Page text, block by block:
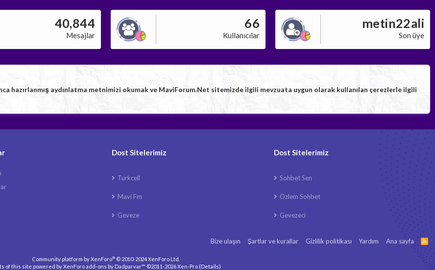
40,844
Mesajlar
66
Kullanıcılar
metin22ali
Son üye
hazırlanmış aydınlatma metnimizi okumak ve MaviForum.Net sitemizde ilgili mevzuata uygun olarak kullanılan çerezlerle ilgili
Dost Sitelerimiz
Turkcell
Mavi Fm
Geveze
Dost Sitelerimiz
Sohbet Sen
Özlem Sohbet
Gevezeci
Bize ulaşın Şartlar ve kurallar Gizlilik politikası Yardım Ana sayfa
R
Community platform by XenForo® © 2010-2024 XenForo Ltd.
of this site powered byXenForo add-ons by Dadparvar™ ©2011-2026Xen-Pro(Details)